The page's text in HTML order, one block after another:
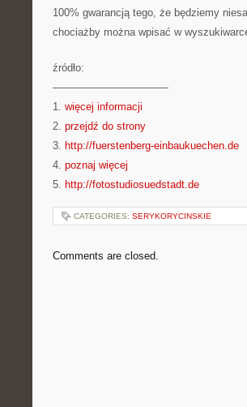
100% gwarancją tego, że będziemy
chociażby można wpisać w
źródło:
———————————
1. więcej informacji
2. przejdź do strony
3. http://fuerstenberg-einbaukuechen.de
4. poznaj więcej
5. http://fotostudiosuedstadt.de
CATEGORIES: SERYKORYCINSKIE
Comments are closed.